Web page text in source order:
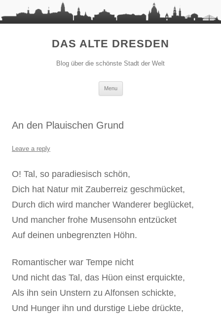
DAS ALTE DRESDEN
Blog über die schönste Stadt der Welt
Menu
An den Plauischen Grund
Leave a reply
O! Tal, so paradiesisch schön,
Dich hat Natur mit Zauberreiz geschmücket,
Durch dich wird mancher Wanderer beglücket,
Und mancher frohe Musensohn entzücket
Auf deinen unbegrenzten Höhn.
Romantischer war Tempe nicht
Und nicht das Tal, das Hüon einst erquickte,
Als ihn sein Unstern zu Alfonsen schickte,
Und Hunger ihn und durstige Liebe drückte,